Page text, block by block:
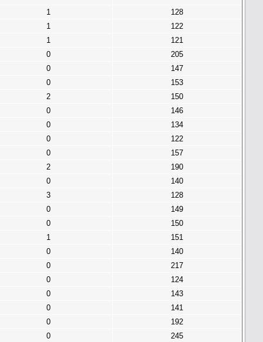
1
128
1
122
1
121
0
205
0
147
0
153
2
150
0
146
0
134
0
122
0
157
2
190
0
140
3
128
0
149
0
150
1
151
0
140
0
217
0
124
0
143
0
141
0
192
0
245